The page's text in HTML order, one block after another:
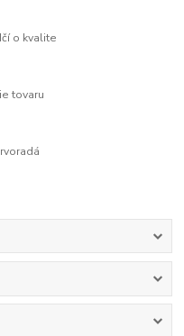
o kvalite
tovaru